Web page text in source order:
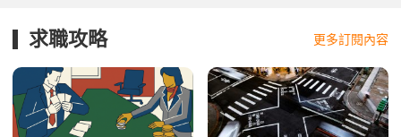
求職攻略 更多訂閱內容